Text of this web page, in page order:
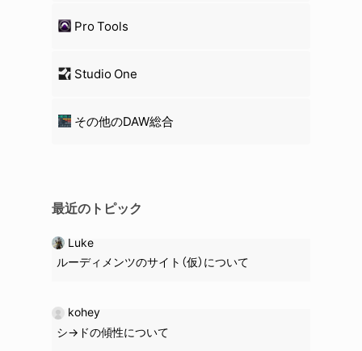
Pro Tools
Studio One
その他のDAW総合
最近のトピック
ルーディメンツのサイト（仮）について
Luke
シ→ドの傾性について
kohey